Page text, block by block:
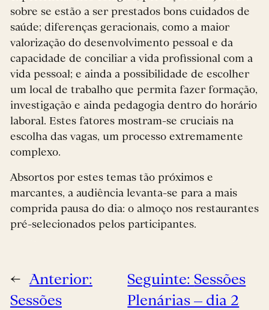
sobre se estão a ser prestados bons cuidados de
saúde; diferenças geracionais, como a maior
valorização do desenvolvimento pessoal e da
capacidade de conciliar a vida profissional com a
vida pessoal; e ainda a possibilidade de escolher
um local de trabalho que permita fazer formação,
investigação e ainda pedagogia dentro do horário
laboral. Estes fatores mostram-se cruciais na
escolha das vagas, um processo extremamente
complexo.
Absortos por estes temas tão próximos e
marcantes, a audiência levanta-se para a mais
comprida pausa do dia: o almoço nos restaurantes
pré-selecionados pelos participantes.
← Anterior:
Sessões
Seguinte: Sessões
Plenárias – dia 2